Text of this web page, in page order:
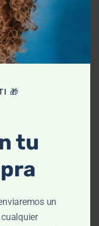
los niños.
🎁
tu
un